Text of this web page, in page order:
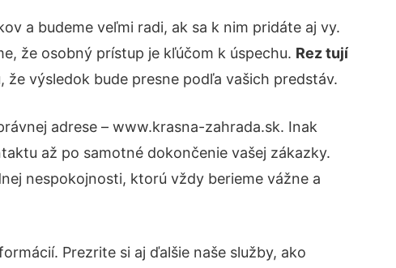
a budeme veľmi radi, ak sa k nim pridáte aj vy.
že osobný prístup je kľúčom k úspechu. Rez tují
výsledok bude presne podľa vašich predstáv.
adrese – www.krasna-zahrada.sk. Inak
až po samotné dokončenie vašej zákazky.
nespokojnosti, ktorú vždy berieme vážne a
Prezrite si aj ďalšie naše služby, ako